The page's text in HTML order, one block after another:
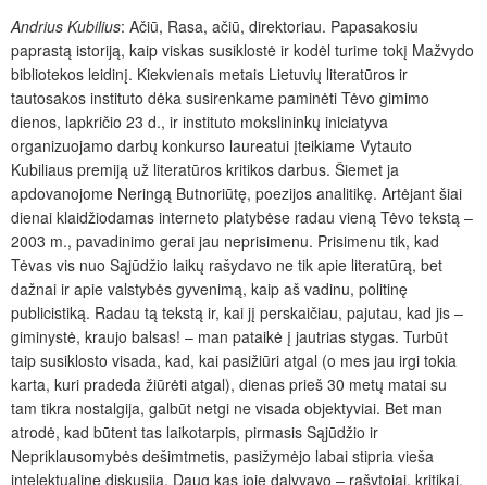
Andrius Kubilius: Ačiū, Rasa, ačiū, direktoriau. Papasakosiu
paprastą istoriją, kaip viskas susiklostė ir kodėl turime tokį Mažvydo
bibliotekos leidinį. Kiekvienais metais Lietuvių literatūros ir
tautosakos instituto dėka susirenkame paminėti Tėvo gimimo
dienos, lapkričio 23 d., ir instituto mokslininkų iniciatyva
organizuojamo darbų konkurso laureatui įteikiame Vytauto
Kubiliaus premiją už literatūros kritikos darbus. Šiemet ja
apdovanojome Neringą Butnoriūtę, poezijos analitikę. Artėjant šiai
dienai klaidžiodamas interneto platybėse radau vieną Tėvo tekstą –
2003 m., pavadinimo gerai jau neprisimenu. Prisimenu tik, kad
Tėvas vis nuo Sąjūdžio laikų rašydavo ne tik apie literatūrą, bet
dažnai ir apie valstybės gyvenimą, kaip aš vadinu, politinę
publicistiką. Radau tą tekstą ir, kai jį perskaičiau, pajutau, kad jis –
giminystė, kraujo balsas! – man pataikė į jautrias stygas. Turbūt
taip susiklosto visada, kad, kai pasižiūri atgal (o mes jau irgi tokia
karta, kuri pradeda žiūrėti atgal), dienas prieš 30 metų matai su
tam tikra nostalgija, galbūt netgi ne visada objektyviai. Bet man
atrodė, kad būtent tas laikotarpis, pirmasis Sąjūdžio ir
Nepriklausomybės dešimtmetis, pasižymėjo labai stipria vieša
intelektualine diskusija. Daug kas joje dalyvavo – rašytojai, kritikai,